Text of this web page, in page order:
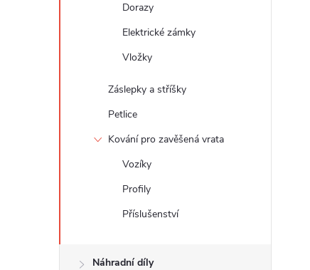
Dorazy
Elektrické zámky
Vložky
Záslepky a stříšky
Petlice
Kování pro zavěšená vrata
Vozíky
Profily
Příslušenství
Náhradní díly